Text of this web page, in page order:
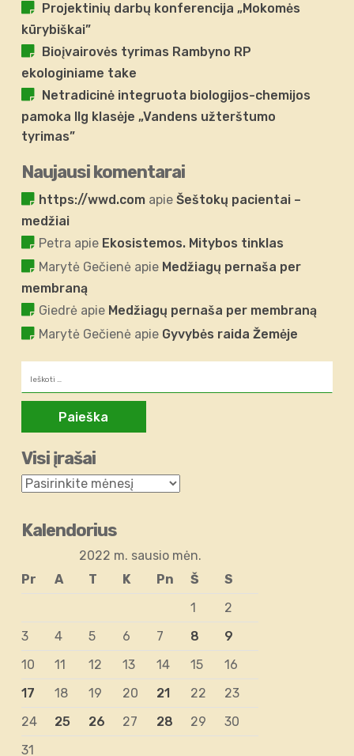
Projektinių darbų konferencija „Mokomės
kūrybiškai”
Bioįvairovės tyrimas Rambyno RP
ekologiniame take
Netradicinė integruota biologijos-chemijos
pamoka IIg klasėje „Vandens užterštumo
tyrimas”
Naujausi komentarai
https://wwd.com apieŠeštokų pacientai –
medžiai
Petra apie Ekosistemos. Mitybos tinklas
Marytė Gečienė apie Medžiagų pernaša per
membraną
Giedrė apie Medžiagų pernaša per membraną
Marytė Gečienė apie Gyvybės raida Žemėje
Visi įrašai
Kalendorius
2022 m. sausio mėn.
Pr
A T K Pn Š
S
1
2
3
4 5 6 7 8
9
10
11 12 13 14 15
16
17
18 19 20 21 22
23
24
25 26 27 28 29
30
31